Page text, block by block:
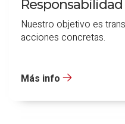
Responsabilidad
Nuestro objetivo es
acciones concretas.
Más info